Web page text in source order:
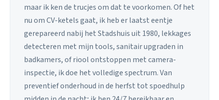
maar ik ken de trucjes om dat te voorkomen. Of het
nu om CV-ketels gaat, ik heb er laatst eentje
gerepareerd nabij het Stadshuis uit 1980, lekkages
detecteren met mijn tools, sanitair upgraden in
badkamers, of riool ontstoppen met camera-
inspectie, ik doe het volledige spectrum. Van
preventief onderhoud in de herfst tot spoedhulp